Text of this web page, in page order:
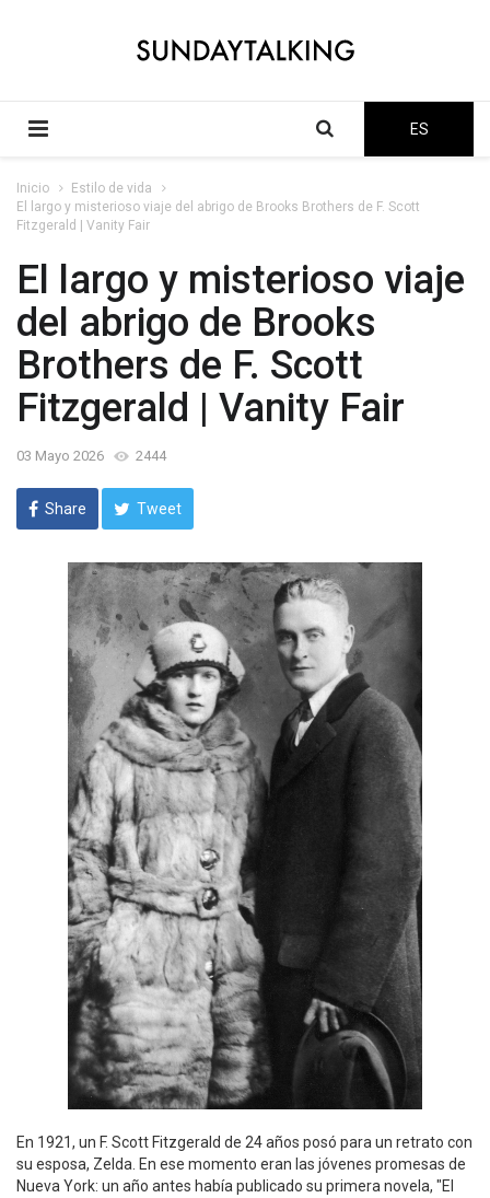
ES
Inicio
Estilo de vida
El largo y misterioso viaje del abrigo de Brooks Brothers de F. Scott
Fitzgerald | Vanity Fair
El largo y misterioso viaje
del abrigo de Brooks
Brothers de F. Scott
Fitzgerald | Vanity Fair
03 Mayo 2026 2444
Share Tweet
En 1921, un F. Scott Fitzgerald de 24 años posó para un retrato con
su esposa, Zelda. En ese momento eran las jóvenes promesas de
Nueva York: un año antes había publicado su primera novela, "El